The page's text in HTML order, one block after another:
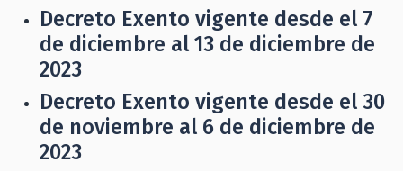
Decreto Exento vigente desde el 7
de diciembre al 13 de diciembre de
2023
Decreto Exento vigente desde el 30
de noviembre al 6 de diciembre de
2023